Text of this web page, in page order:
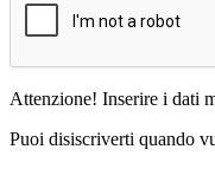
Attenzione! Inserire i dati
Puoi disiscriverti quando